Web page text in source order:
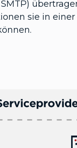
sie in einer